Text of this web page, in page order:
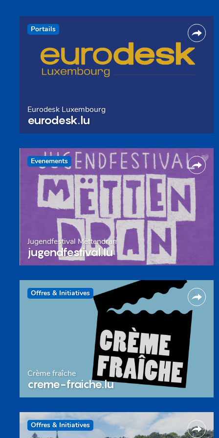
Portails
Eurodesk Luxembourg
eurodesk.lu
Evenements
Jugendfestival Mëttendran
jugendfestival.lu
Offres & Initiatives
Crème fraîche
creme-fraiche.lu
Offres & Initiatives